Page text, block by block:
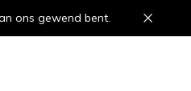
ons gewend bent.